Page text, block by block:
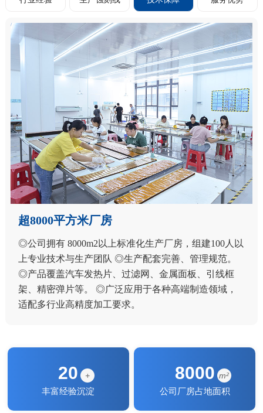
超8000平方米厂房
◎公司拥有 8000m2以上标准化生产厂房，组建100人以
上专业技术与生产团队 ◎生产配套完善、管理规范。
◎产品覆盖汽车发热片、过滤网、金属面板、引线框
架、精密弹片等。 ◎广泛应用于各种高端制造领域，
适配多行业高精度加工要求。
20
+
丰富经验沉淀
8000 m²
公司厂房占地面积